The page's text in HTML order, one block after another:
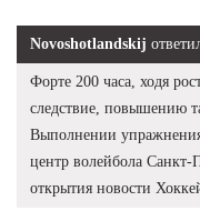
Novoshotlandskij
Форте 200 часа, ходя
следствие, повышению
Выполнении
центр волейбола
открытия новости